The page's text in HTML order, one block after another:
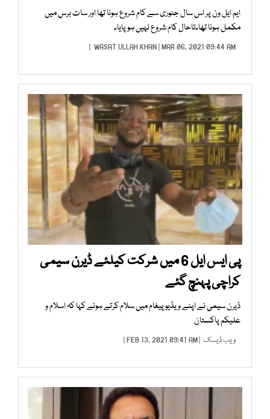
ایم ایل ون پر اس سال جنوری سے کام شروع ہونا تھا اور سات برس میں
مکمل ہونا تھا۔تاحال کام شروع نہیں ہوپایا۔
WASAT ULLAH KHAN| MAR 06, 2021 09:44 AM |
پی ایس ایل 6 میں شرکت کیلئے ڈیرن سیمی
کراچی پہنچ گئے
ڈیرن سیمی نے اپنے ویڈیو پیغام میں سلام کرتے ہوئے کہا کہ اسلام و
علیکم پاکستان
ویب ڈیسک | FEB 13, 2021 09:41 AM |